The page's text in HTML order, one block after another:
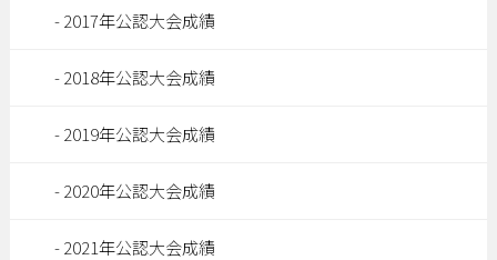
2017年公認大会成績
2018年公認大会成績
2019年公認大会成績
2020年公認大会成績
2021年公認大会成績